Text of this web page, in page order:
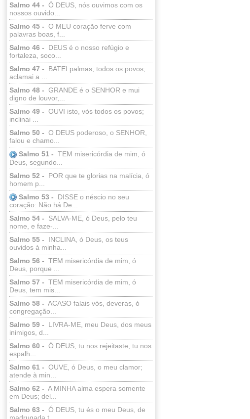
Salmo 44 - Ó DEUS, nós ouvimos com os
nossos ouvido...
Salmo 45 - O MEU coração ferve com
palavras boas, f...
Salmo 46 -
DEUS é o nosso refúgio e
fortaleza, soco...
Salmo 47 -
BATEI palmas, todos os povos;
aclamai a ...
Salmo 48 - GRANDE é o SENHOR e mui
digno de louvor,...
Salmo 49 - OUVI isto, vós todos os povos;
inclinai ...
Salmo 50 - O DEUS poderoso, o SENHOR,
falou e chamo...
Salmo 51 - TEM misericórdia de mim, ó
Deus, segundo...
Salmo 52 -
POR que te glorias na malícia, ó
homem p...
Salmo 53 -
DISSE o néscio no seu
coração: Não há De...
Salmo 54 -
SALVA-ME, ó Deus, pelo teu
nome, e faze-...
Salmo 55 -
INCLINA, ó Deus, os teus
ouvidos à minha...
Salmo 56 - TEM misericórdia de mim, ó
Deus, porque ...
Salmo 57 - TEM misericórdia de mim, ó
Deus, tem mis...
Salmo 58 - ACASO falais vós, deveras, ó
congregação...
Salmo 59 -
LIVRA-ME, meu Deus, dos meus
inimigos, d...
Salmo 60 - Ó DEUS, tu nos rejeitaste, tu nos
espalh...
Salmo 61 - OUVE, ó Deus, o meu clamor;
atende à min...
Salmo 62 - A MINHA alma espera somente
em Deus; del...
Salmo 63 - Ó DEUS, tu és o meu Deus, de